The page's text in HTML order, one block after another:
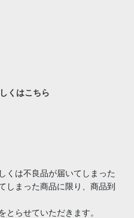
くはこちら
くは不良品が届いてしまった
しまった商品に限り、商品到
らせていただきます。